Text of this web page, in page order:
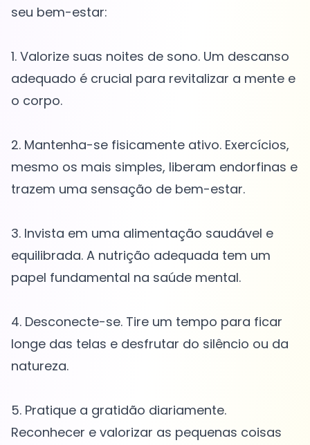
seu bem-estar:
1. Valorize suas noites de sono. Um descanso
adequado é crucial para revitalizar a mente e
o corpo.
2. Mantenha-se fisicamente ativo. Exercícios,
mesmo os mais simples, liberam endorfinas e
trazem uma sensação de bem-estar.
3. Invista em uma alimentação saudável e
equilibrada. A nutrição adequada tem um
papel fundamental na saúde mental.
4. Desconecte-se. Tire um tempo para ficar
longe das telas e desfrutar do silêncio ou da
natureza.
5. Pratique a gratidão diariamente.
Reconhecer e valorizar as pequenas coisas